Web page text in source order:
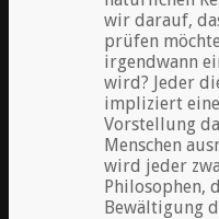
wir darauf,
prüfen
irgendwann
wird? Jeder
impliziert
Vorstellung
Menschen
wird jeder
Philosophen,
Bewältigung